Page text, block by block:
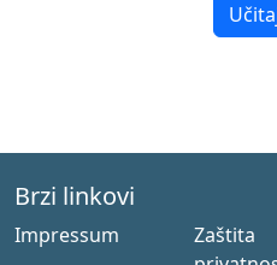
Brzi linkovi
Impressum
Zaštita